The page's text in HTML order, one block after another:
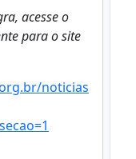
acesse o
para o site
noticias